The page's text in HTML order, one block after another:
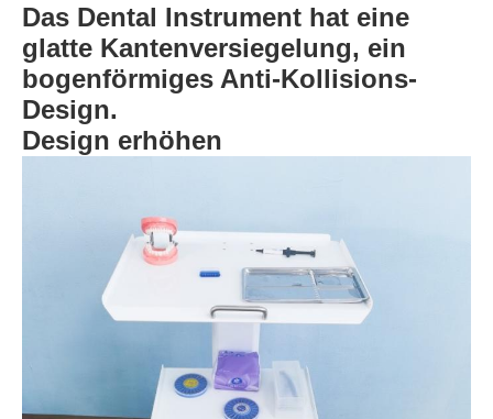
Das Dental Instrument hat eine
glatte Kantenversiegelung, ein
bogenförmiges Anti-Kollisions-
Design.
Design erhöhen